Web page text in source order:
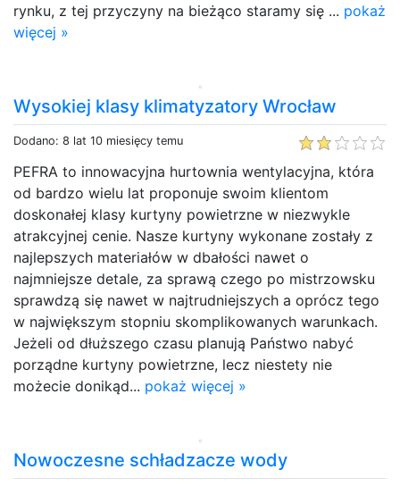
rynku, z tej przyczyny na bieżąco staramy się ... pokaż
więcej »
Wysokiej klasy klimatyzatory Wrocław
Dodano: 8 lat 10 miesięcy temu
PEFRA to innowacyjna hurtownia wentylacyjna, która
od bardzo wielu lat proponuje swoim klientom
doskonałej klasy kurtyny powietrzne w niezwykle
atrakcyjnej cenie. Nasze kurtyny wykonane zostały z
najlepszych materiałów w dbałości nawet o
najmniejsze detale, za sprawą czego po mistrzowsku
sprawdzą się nawet w najtrudniejszych a oprócz tego
w największym stopniu skomplikowanych warunkach.
Jeżeli od dłuższego czasu planują Państwo nabyć
porządne kurtyny powietrzne, lecz niestety nie
możecie donikąd... pokaż więcej »
Nowoczesne schładzacze wody